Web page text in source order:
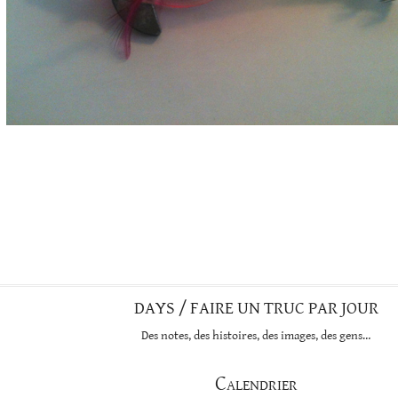
DAYS / FAIRE UN TRUC PAR JOUR
Des notes, des histoires, des images, des gens…
Calendrier